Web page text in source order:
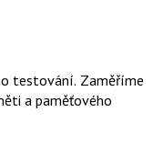
testování. Zaměříme
a paměťového